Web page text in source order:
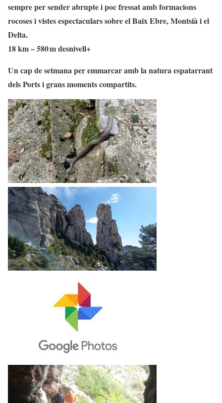
sempre per sender abrupte i poc fressat amb formacions
rocoses i vistes espectaculars sobre el Baix Ebre, Montsià i el
Delta.
18 km – 580 m desnivell+
Un cap de setmana per emmarcar amb la natura espatarrant
dels Ports i grans moments compartits.